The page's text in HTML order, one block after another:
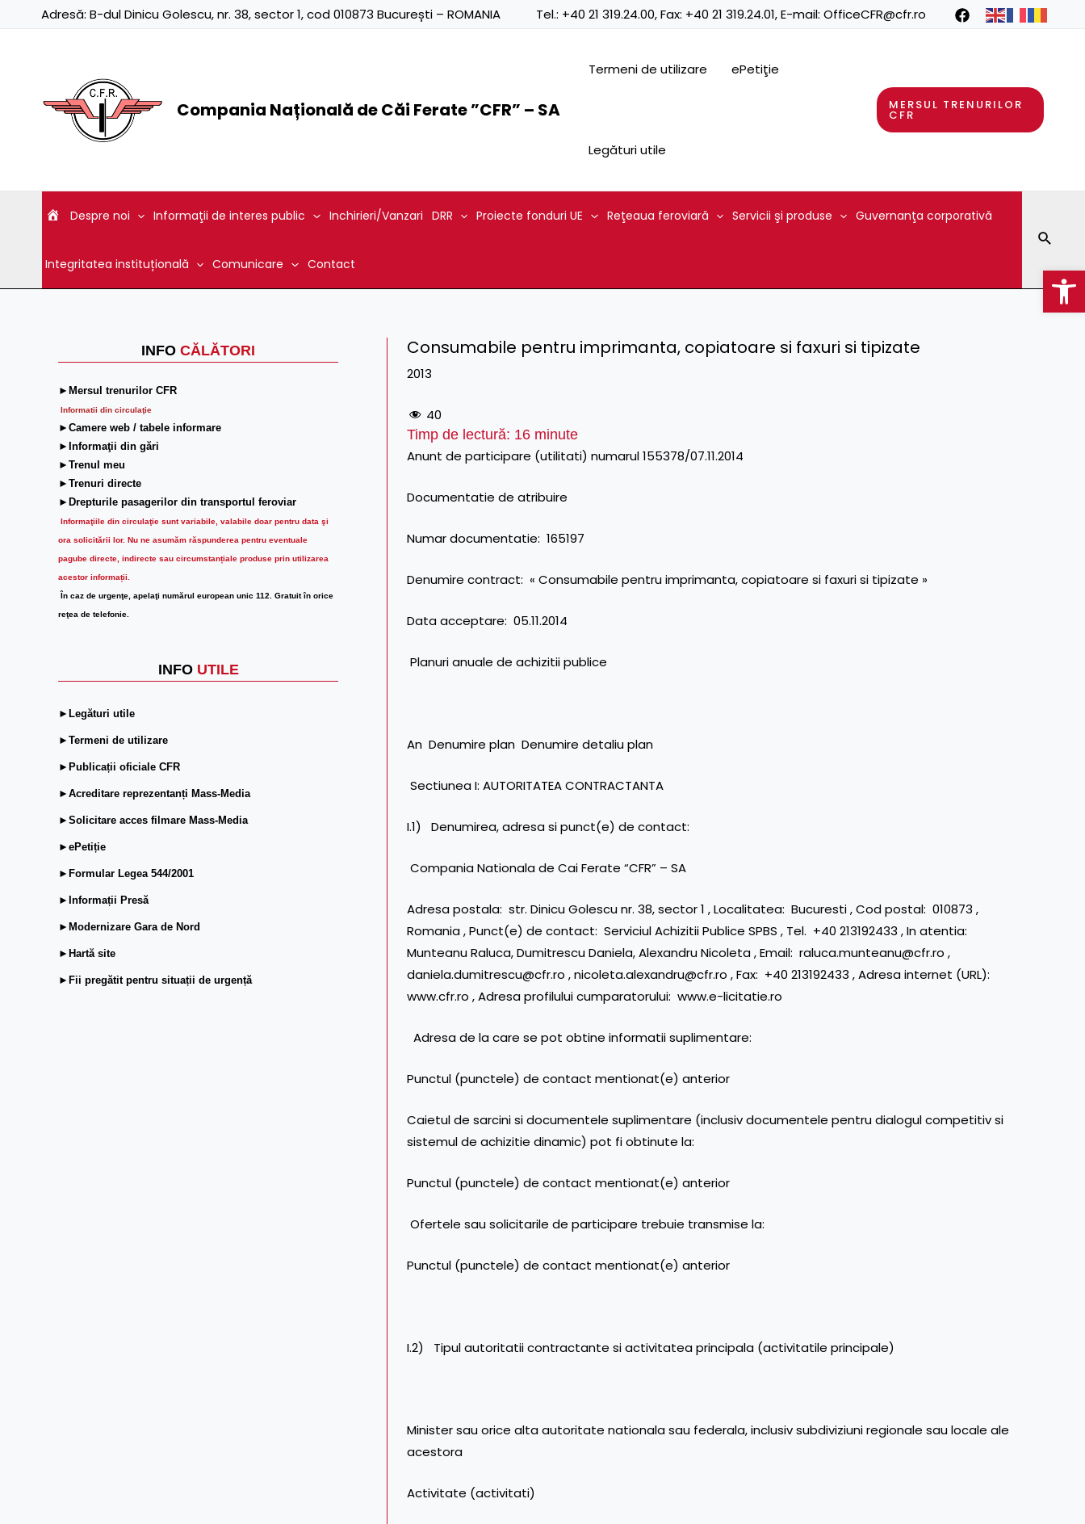
Adresă: B-dul Dinicu Golescu, nr. 38, sector 1, cod 010873 București – ROMANIA Tel.: +40 21 319.24.00, Fax: +40 21 319.24.01, E-mail: OfficeCFR@cfr.ro
Compania Națională de Căi Ferate ”CFR” – SA
Termeni de utilizare ePetiţie
Legături utile
MERSUL TRENURILOR
CFR
Despre noi Informaţii de interes public Inchirieri/Vanzari DRR Proiecte fonduri UE Reţeaua feroviară Servicii şi produse Guvernanţa corporativă
Integritatea instituțională Comunicare Contact
INFO CĂLĂTORI
►Mersul trenurilor CFR
Informatii din circulaţie
►Camere web / tabele informare
►Informaţii din gări
►Trenul meu
►Trenuri directe
►Drepturile pasagerilor din transportul feroviar
Informaţiile din circulaţie sunt variabile, valabile doar pentru data şi
ora solicitării lor. Nu ne asumăm răspunderea pentru eventuale
pagube directe, indirecte sau circumstanțiale produse prin utilizarea
acestor informații.
În caz de urgenţe, apelaţi numărul european unic 112. Gratuit în orice
reţea de telefonie.
INFO UTILE
►Legături utile
►Termeni de utilizare
►Publicații oficiale CFR
►Acreditare reprezentanți Mass-Media
►Solicitare acces filmare Mass-Media
►ePetiție
►Formular Legea 544/2001
►Informații Presă
►Modernizare Gara de Nord
►Hartă site
►Fii pregătit pentru situații de urgență
Consumabile pentru imprimanta, copiatoare si faxuri si tipizate
2013
40
Timp de lectură: 16 minute
Anunt de participare (utilitati) numarul 155378/07.11.2014
Documentatie de atribuire
Numar documentatie: 165197
Denumire contract: « Consumabile pentru imprimanta, copiatoare si faxuri si tipizate »
Data acceptare: 05.11.2014
Planuri anuale de achizitii publice
An Denumire plan Denumire detaliu plan
Sectiunea I: AUTORITATEA CONTRACTANTA
I.1) Denumirea, adresa si punct(e) de contact:
Compania Nationala de Cai Ferate “CFR” – SA
Adresa postala: str. Dinicu Golescu nr. 38, sector 1 , Localitatea: Bucuresti , Cod postal: 010873 ,
Romania , Punct(e) de contact: Serviciul Achizitii Publice SPBS , Tel. +40 213192433 , In atentia:
Munteanu Raluca, Dumitrescu Daniela, Alexandru Nicoleta , Email: raluca.munteanu@cfr.ro ,
daniela.dumitrescu@cfr.ro , nicoleta.alexandru@cfr.ro , Fax: +40 213192433 , Adresa internet (URL):
www.cfr.ro , Adresa profilului cumparatorului: www.e-licitatie.ro
Adresa de la care se pot obtine informatii suplimentare:
Punctul (punctele) de contact mentionat(e) anterior
Caietul de sarcini si documentele suplimentare (inclusiv documentele pentru dialogul competitiv si
sistemul de achizitie dinamic) pot fi obtinute la:
Punctul (punctele) de contact mentionat(e) anterior
Ofertele sau solicitarile de participare trebuie transmise la:
Punctul (punctele) de contact mentionat(e) anterior
I.2) Tipul autoritatii contractante si activitatea principala (activitatile principale)
Minister sau orice alta autoritate nationala sau federala, inclusiv subdiviziuni regionale sau locale ale
acestora
Activitate (activitati)